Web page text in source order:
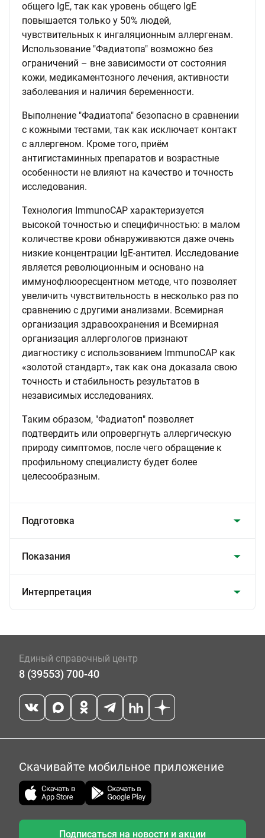
общего IgE, так как уровень общего IgE
повышается только у 50% людей,
чувствительных к ингаляционным аллергенам.
Использование "Фадиатопа" возможно без
ограничений – вне зависимости от состояния
кожи, медикаментозного лечения, активности
заболевания и наличия беременности.
Выполнение "Фадиатопа" безопасно в сравнении
с кожными тестами, так как исключает контакт
с аллергеном. Кроме того, приём
антигистаминных препаратов и возрастные
особенности не влияют на качество и точность
исследования.
Технология ImmunoCAP характеризуется
высокой точностью и специфичностью: в малом
количестве крови обнаруживаются даже очень
низкие концентрации IgE-антител. Исследование
является революционным и основано на
иммунофлюоресцентном методе, что позволяет
увеличить чувствительность в несколько раз по
сравнению с другими анализами. Всемирная
организация здравоохранения и Всемирная
организация аллергологов признают
диагностику с использованием ImmunoCAP как
«золотой стандарт», так как она доказала свою
точность и стабильность результатов в
независимых исследованиях.
Таким образом, "Фадиатоп" позволяет
подтвердить или опровергнуть аллергическую
природу симптомов, после чего обращение к
профильному специалисту будет более
целесообразным.
Подготовка
Показания
Интерпретация
Единый справочный центр
8 (39553) 700-40
Скачивайте мобильное приложение
Подписаться на новости и акции